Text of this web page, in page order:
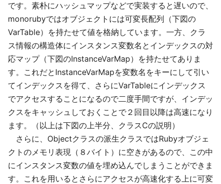
です。素朴にハッシュマップなどで実装すると遅いので、
monorubyではオブジェクトには可変長配列（下図の
VarTable）を持たせて値を格納しています。一方、クラ
ス情報の構造体にインスタンス変数名とインデックスの対
応マップ（下図のInstanceVarMap）を持たせてありま
す。これだとInstanceVarMapを変数名をキーにして引い
てインデックスを得て、さらにVarTableにインデックス
でアクセスすることになるので二度手間ですが、インデッ
クスをキャッシュしておくことで２回目以降は高速になり
ます。（以上は下図の上半分、クラスCの説明）
さらに、Objectクラスの派生クラスではRubyオブジェ
クトのメモリ表現（８バイト）に空きがあるので、この中
にインスタンス変数の値を埋め込んでしまうことができま
す。これを用いるとさらにアクセスが高速化する上に可変